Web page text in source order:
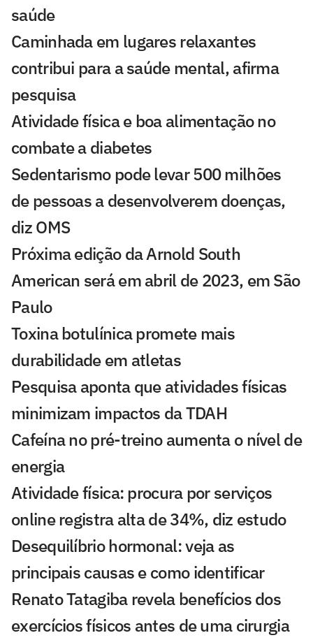
saúde
Caminhada em lugares relaxantes
contribui para a saúde mental, afirma
pesquisa
Atividade física e boa alimentação no
combate a diabetes
Sedentarismo pode levar 500 milhões
de pessoas a desenvolverem doenças,
diz OMS
Próxima edição da Arnold South
American será em abril de 2023, em São
Paulo
Toxina botulínica promete mais
durabilidade em atletas
Pesquisa aponta que atividades físicas
minimizam impactos da TDAH
Cafeína no pré-treino aumenta o nível de
energia
Atividade física: procura por serviços
online registra alta de 34%, diz estudo
Desequilíbrio hormonal: veja as
principais causas e como identificar
Renato Tatagiba revela benefícios dos
exercícios físicos antes de uma cirurgia